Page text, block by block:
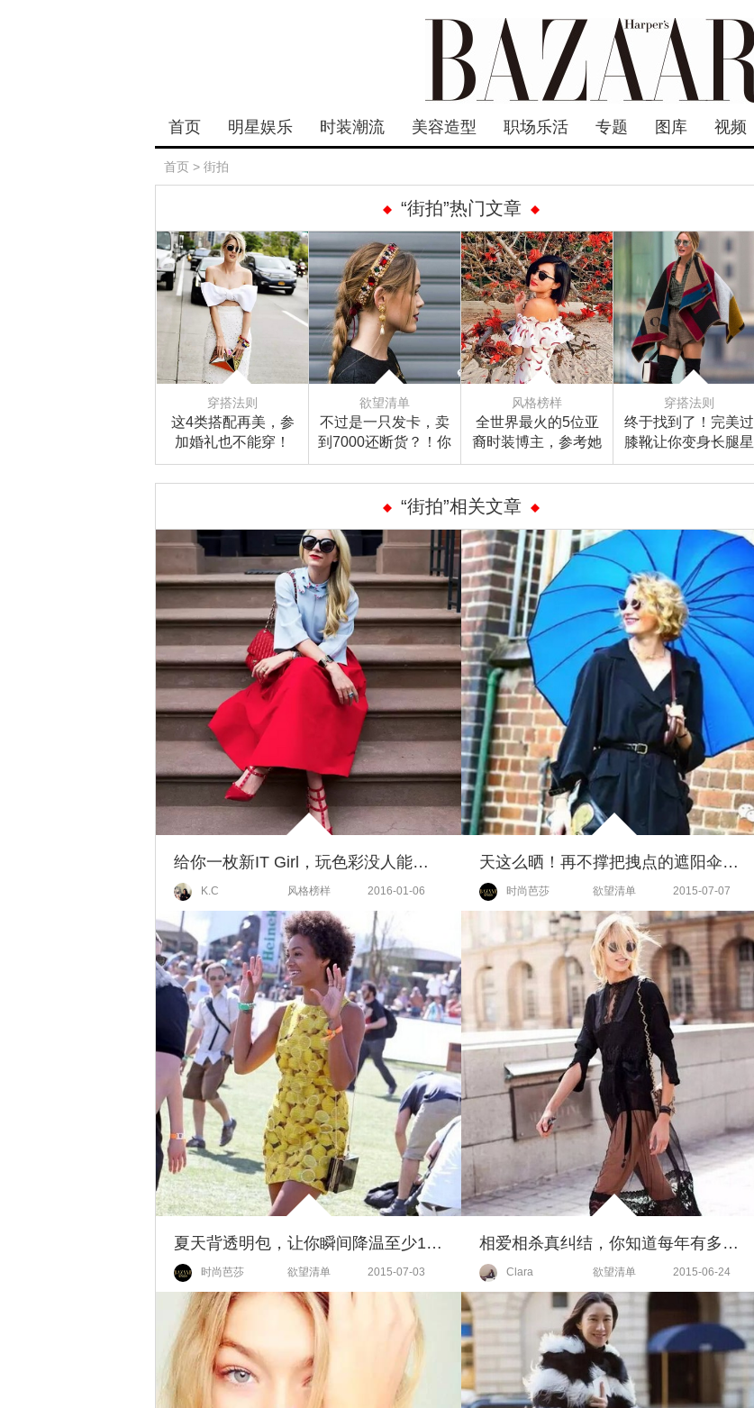
首页 明星娱乐 时装潮流 美容造型 职场乐活 专题 图库 视频
首页 > 街拍
“街拍”热门文章
穿搭法则
这4类搭配再美，参
加婚礼也不能穿！
欲望清单
不过是一只发卡，卖
到7000还断货？！你
凭什么这么任性！
风格榜样
全世界最火的5位亚
裔时装博主，参考她
们穿衣准没错！
穿搭法则
终于找到了！完美过
膝靴让你变身长腿星
人
“街拍”相关文章
给你一枚新IT Girl，玩色彩没人能玩过她~
K.C 风格榜样 2016-01-06
天这么晒！再不撑把拽点的遮阳伞怎么敢出门？
时尚芭莎 欲望清单 2015-07-07
夏天背透明包，让你瞬间降温至少10度！
时尚芭莎 欲望清单 2015-07-03
相爱相杀真纠结，你知道每年有多少女人因为穿高跟鞋而受伤吗？
Clara 欲望清单 2015-06-24